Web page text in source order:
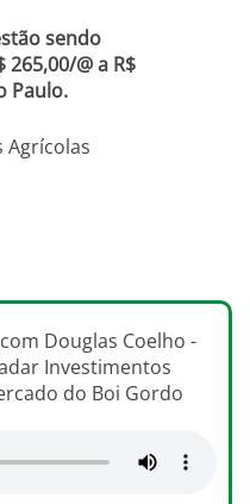
sendo
@ a R$
Paulo.
Agrícolas
Douglas Coelho -
Investimentos
do Boi Gordo